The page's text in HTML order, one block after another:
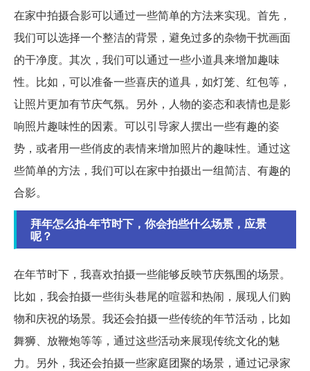
在家中拍摄合影可以通过一些简单的方法来实现。首先，
我们可以选择一个整洁的背景，避免过多的杂物干扰画面
的干净度。其次，我们可以通过一些小道具来增加趣味
性。比如，可以准备一些喜庆的道具，如灯笼、红包等，
让照片更加有节庆气氛。另外，人物的姿态和表情也是影
响照片趣味性的因素。可以引导家人摆出一些有趣的姿
势，或者用一些俏皮的表情来增加照片的趣味性。通过这
些简单的方法，我们可以在家中拍摄出一组简洁、有趣的
合影。
拜年怎么拍-年节时下，你会拍些什么场景，应景
呢？
在年节时下，我喜欢拍摄一些能够反映节庆氛围的场景。
比如，我会拍摄一些街头巷尾的喧嚣和热闹，展现人们购
物和庆祝的场景。我还会拍摄一些传统的年节活动，比如
舞狮、放鞭炮等等，通过这些活动来展现传统文化的魅
力。另外，我还会拍摄一些家庭团聚的场景，通过记录家